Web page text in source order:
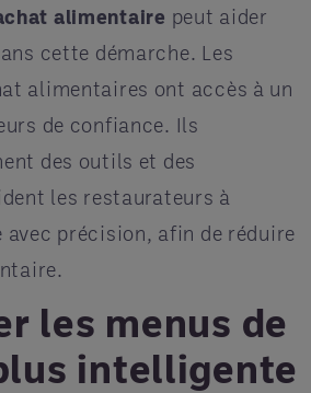
alimentaire peut aider
cette démarche. Les
alimentaires ont accès à un
de confiance. Ils
des outils et des
les restaurateurs à
avec précision, afin de réduire
les menus de
intelligente